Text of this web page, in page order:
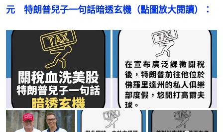
元　特朗普兒子一句話暗透玄機（點圖放大閱讀）：